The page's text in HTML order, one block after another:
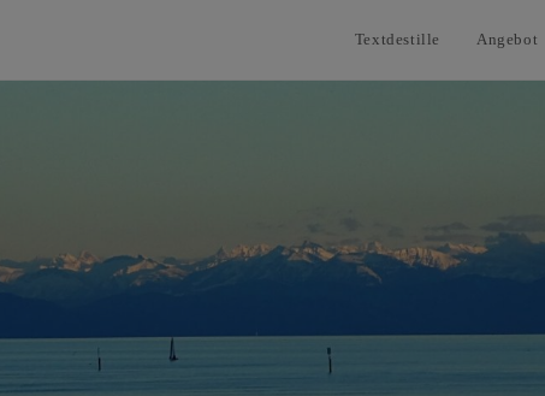
Textdestille Angebot